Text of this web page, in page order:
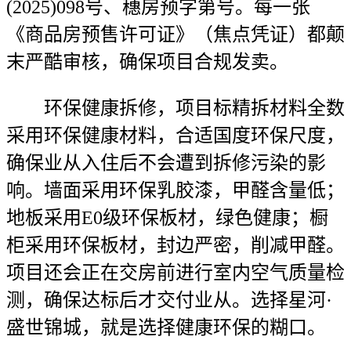
(2025)098号、穗房预字第号。每一张
《商品房预售许可证》（焦点凭证）都颠
末严酷审核，确保项目合规发卖。
环保健康拆修，项目标精拆材料全数
采用环保健康材料，合适国度环保尺度，
确保业从入住后不会遭到拆修污染的影
响。墙面采用环保乳胶漆，甲醛含量低；
地板采用E0级环保板材，绿色健康；橱
柜采用环保板材，封边严密，削减甲醛。
项目还会正在交房前进行室内空气质量检
测，确保达标后才交付业从。选择星河·
盛世锦城，就是选择健康环保的糊口。